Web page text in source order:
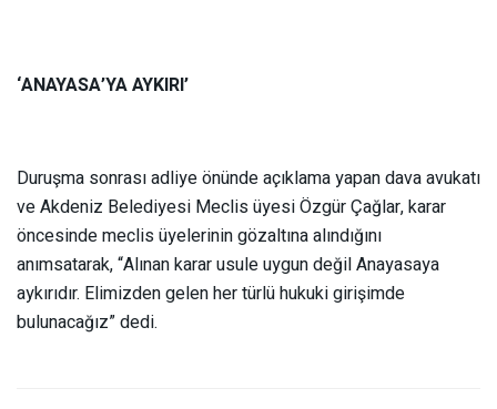
‘ANAYASA’YA AYKIRI’
Duruşma sonrası adliye önünde açıklama yapan dava avukatı
ve Akdeniz Belediyesi Meclis üyesi Özgür Çağlar, karar
öncesinde meclis üyelerinin gözaltına alındığını
anımsatarak, “Alınan karar usule uygun değil Anayasaya
aykırıdır. Elimizden gelen her türlü hukuki girişimde
bulunacağız” dedi.